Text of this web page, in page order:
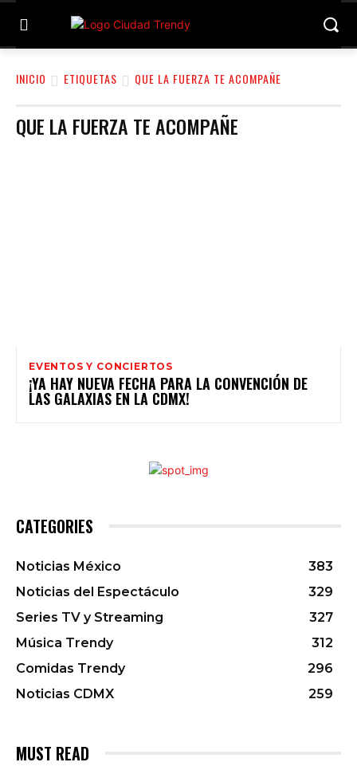
INICIO ETIQUETAS QUE LA FUERZA TE ACOMPAÑE
QUE LA FUERZA TE ACOMPAÑE
EVENTOS Y CONCIERTOS
¡YA HAY NUEVA FECHA PARA LA CONVENCIÓN DE
LAS GALAXIAS EN LA CDMX!
CATEGORIES
Noticias México
383
Noticias del Espectáculo
329
Series TV y Streaming
327
Música Trendy
312
Comidas Trendy
296
Noticias CDMX
259
MUST READ